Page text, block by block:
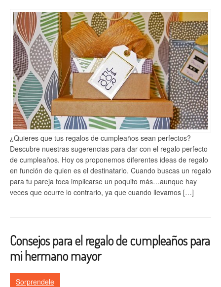
¿Quieres que tus regalos de cumpleaños sean perfectos?
Descubre nuestras sugerencias para dar con el regalo perfecto
de cumpleaños. Hoy os proponemos diferentes ideas de regalo
en función de quien es el destinatario. Cuando buscas un regalo
para tu pareja toca implicarse un poquito más…aunque hay
veces que ocurre lo contrario, ya que cuando llevamos […]
Consejos para el regalo de cumpleaños para
mi hermano mayor
Sorprendele